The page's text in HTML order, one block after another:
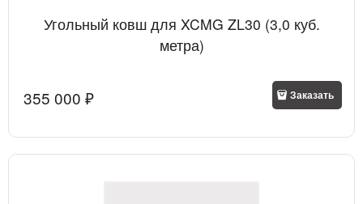
Угольный ковш для XCMG ZL30 (3,0 куб.
метра)
355 000 ₽ Заказать